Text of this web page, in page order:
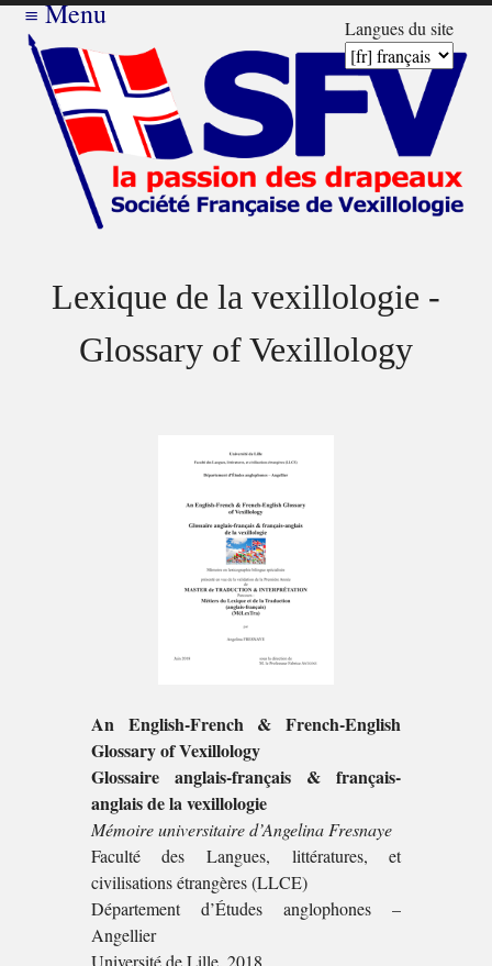
Langues du site
≡Menu
Lexique de la vexillologie -
Glossary of Vexillology
An English-French & French-English
Glossary of Vexillology
Glossaire anglais-français & français-
anglais de la vexillologie
Mémoire universitaire d’Angelina Fresnaye
Faculté des Langues, littératures, et
civilisations étrangères (LLCE)
Département d’Études anglophones –
Angellier
Université de Lille, 2018